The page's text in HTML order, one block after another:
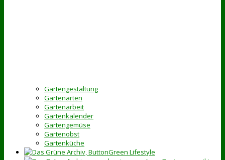
Gartengestaltung
Gartenarten
Gartenarbeit
Gartenkalender
Gartengemüse
Gartenobst
Gartenküche
Green Lifestyle